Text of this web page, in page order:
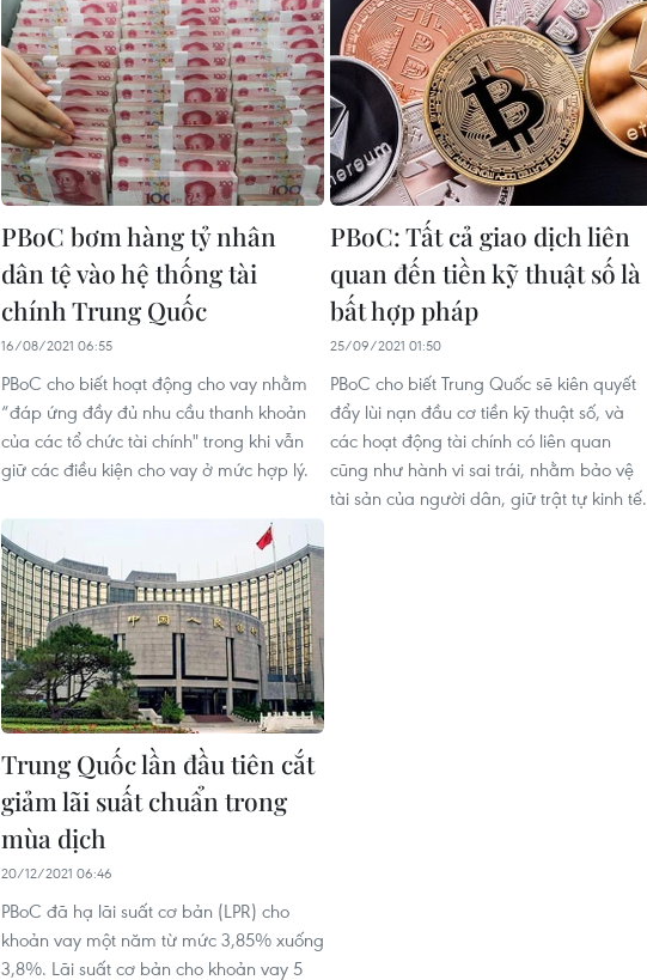
PBoC bơm hàng tỷ nhân
dân tệ vào hệ thống tài
chính Trung Quốc
16/08/2021 06:55
PBoC cho biết hoạt động cho vay nhằm
“đáp ứng đầy đủ nhu cầu thanh khoản
của các tổ chức tài chính" trong khi vẫn
giữ các điều kiện cho vay ở mức hợp lý.
PBoC: Tất cả giao dịch liên
quan đến tiền kỹ thuật số là
bất hợp pháp
25/09/2021 01:50
PBoC cho biết Trung Quốc sẽ kiên quyết
đẩy lùi nạn đầu cơ tiền kỹ thuật số, và
các hoạt động tài chính có liên quan
cũng như hành vi sai trái, nhằm bảo vệ
tài sản của người dân, giữ trật tự kinh tế.
Trung Quốc lần đầu tiên cắt
giảm lãi suất chuẩn trong
mùa dịch
20/12/2021 06:46
PBoC đã hạ lãi suất cơ bản (LPR) cho
khoản vay một năm từ mức 3,85% xuống
3,8%. Lãi suất cơ bản cho khoản vay 5